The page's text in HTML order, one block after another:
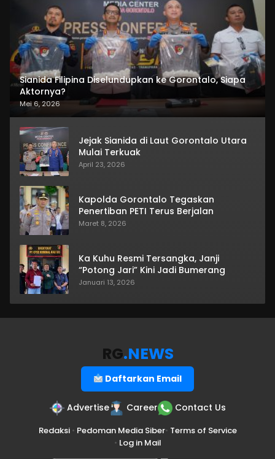
Sianida Filipina Diselundupkan ke Gorontalo, Siapa
Aktornya?
Mei 6, 2026
Jejak Sianida di Laut Gorontalo Utara
Mulai Terkuak
April 23, 2026
Kapolda Gorontalo Tegaskan
Penertiban PETI Terus Berjalan
Maret 8, 2026
Ka Kuhu Resmi Tersangka, Janji
“Potong Jari” Kini Jadi Bumerang
Januari 13, 2026
RG.NEWS
Daftarkan Email
Advertise Career Contact Us
Redaksi• Pedoman Media Siber• Terms of Service
• Log in Mail